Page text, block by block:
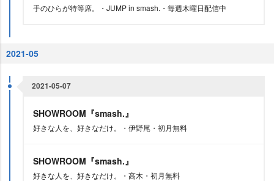
手のひらが特等席。・JUMP in smash.・毎週木曜日配信中
2021-05
2021-05-07
SHOWROOM『smash.』
好きな人を、好きなだけ。・伊野尾・初月無料
SHOWROOM『smash.』
好きな人を、好きなだけ。・高木・初月無料